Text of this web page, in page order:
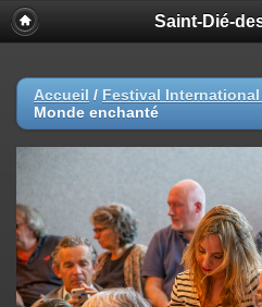
Saint-Dié-
Accueil / Festival
Monde enchanté